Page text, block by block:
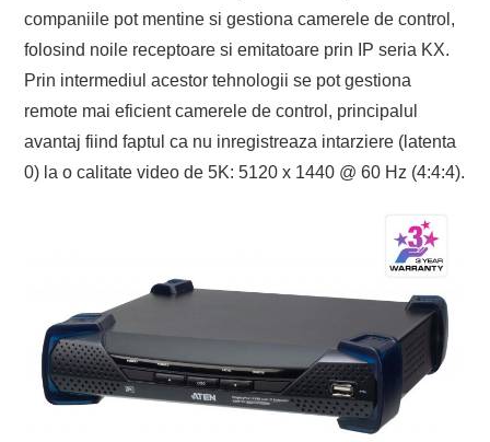
companiile pot mentine si gestiona camerele de control,
folosind noile receptoare si emitatoare prin IP seria KX.
Prin intermediul acestor tehnologii se pot gestiona
remote mai eficient camerele de control, principalul
avantaj fiind faptul ca nu inregistreaza intarziere (latenta
0) la o calitate video de 5K: 5120 x 1440 @ 60 Hz (4:4:4).